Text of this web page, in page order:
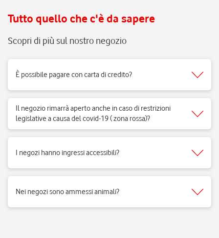
Tutto quello che c'è da sapere
Scopri di più sul nostro negozio
È possibile pagare con carta di credito?
Il negozio rimarrà aperto anche in caso di restrizioni
legislative a causa del covid-19 ( zona rossa)?
I negozi hanno ingressi accessibili?
Nei negozi sono ammessi animali?